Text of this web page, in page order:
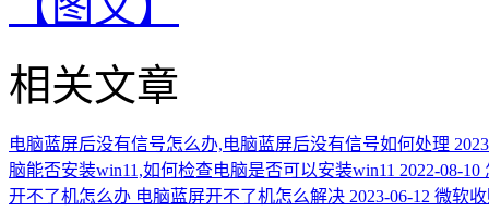
相关文章
电脑蓝屏后没有信号怎么办,电脑蓝屏后没有信号如何处理
脑能否安装win11,如何检查电脑是否可以安装win11 2022-08-10
开不了机怎么办 电脑蓝屏开不了机怎么解决 2023-06-12 微软